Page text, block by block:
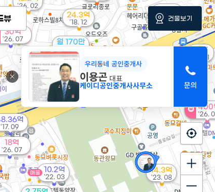
18억
'26. 07
30억
'26. 07
매물
400
'26.
월 170만
'26. 02
10.2억
'22. 03
매물
'24. 02
21억
'23. 11
14.3억
'23. 08
24.3억
'18. 12
억
'17. 09
우리동네 공인중개사
이용곤 대표
케이디공인중개사사무소
뷰 건물보기